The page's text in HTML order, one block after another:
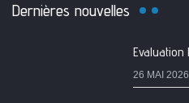
Dernières nouvelles
26 MAI 2026